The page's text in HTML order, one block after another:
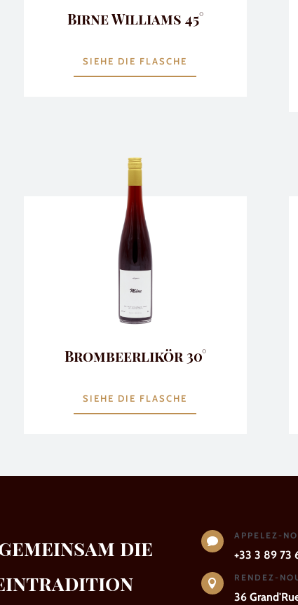
Birne Williams 45°
SIEHE DIE FLASCHE
Brombeerlikör 30°
SIEHE DIE FLASCHE
die

APPELEZ-
+33 3 89 73

RENDEZ-
36